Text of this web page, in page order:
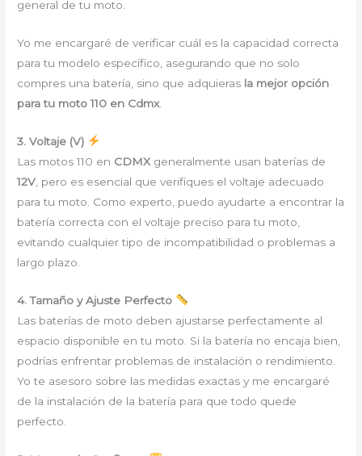
general de tu moto.
Yo me encargaré de verificar cuál es la capacidad correcta
para tu modelo específico, asegurando que no solo
compres una batería, sino que adquieras la mejor opción
para tu moto 110 en Cdmx.
3. Voltaje (V)
Las motos 110 en CDMX generalmente usan baterías de
12V , pero es esencial que verifiques el voltaje adecuado
para tu moto. Como experto, puedo ayudarte a encontrar la
batería correcta con el voltaje preciso para tu moto,
evitando cualquier tipo de incompatibilidad o problemas a
largo plazo.
4. Tamaño y Ajuste Perfecto
Las baterías de moto deben ajustarse perfectamente al
espacio disponible en tu moto. Si la batería no encaja bien,
podrías enfrentar problemas de instalación o rendimiento.
Yo te asesoro sobre las medidas exactas y me encargaré
de la instalación de la batería para que todo quede
perfecto.